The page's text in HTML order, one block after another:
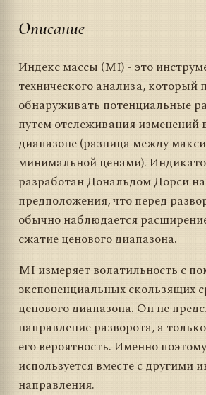
Описание
Индекс массы (MI) - это
технического анализа, который
обнаруживать потенциальные
путем отслеживания изменений
диапазоне (разница между
минимальной ценами).
разработан Дональдом Дорси
предположения, что перед
обычно наблюдается
сжатие ценового диапазона.
MI измеряет волатильность с
экспоненциальных скользящих
ценового диапазона. Он не
направление разворота, а
его вероятность. Именно
используется вместе с другими
направления.